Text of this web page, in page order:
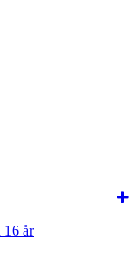
16 år